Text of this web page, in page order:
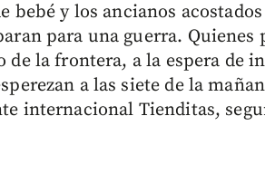
bebé y los ancianos
para una guerra. Quienes
la frontera, a la espera de
a las siete de la
internacional Tienditas,